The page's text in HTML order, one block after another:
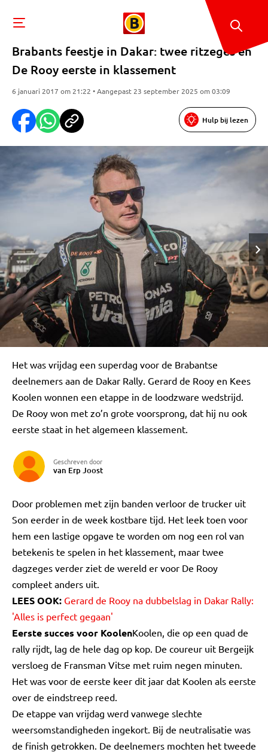
Brabants feestje in Dakar: twee ritzeges en
De Rooy eerste in klassement
6 januari 2017 om 21:22 • Aangepast 23 september 2025 om 03:09
Hulp bij lezen
Het was vrijdag een superdag voor de Brabantse
deelnemers aan de Dakar Rally. Gerard de Rooy en Kees
Koolen wonnen een etappe in de loodzware wedstrijd.
De Rooy won met zo’n grote voorsprong, dat hij nu ook
eerste staat in het algemeen klassement.
Geschreven door
van Erp Joost
Door problemen met zijn banden verloor de trucker uit
Son eerder in de week kostbare tijd. Het leek toen voor
hem een lastige opgave te worden om nog een rol van
betekenis te spelen in het klassement, maar twee
dagzeges verder ziet de wereld er voor De Rooy
compleet anders uit.
LEES OOK: Gerard de Rooy na dubbelslag in Dakar Rally:
'Alles is perfect gegaan'
Eerste succes voor KoolenKoolen, die op een quad de
rally rijdt, lag de hele dag op kop. De coureur uit Bergeijk
versloeg de Fransman Vitse met ruim negen minuten.
Het was voor de eerste keer dit jaar dat Koolen als eerste
over de eindstreep reed.
De etappe van vrijdag werd vanwege slechte
weersomstandigheden ingekort. Bij de neutralisatie was
de finish getrokken. De deelnemers mochten het tweede